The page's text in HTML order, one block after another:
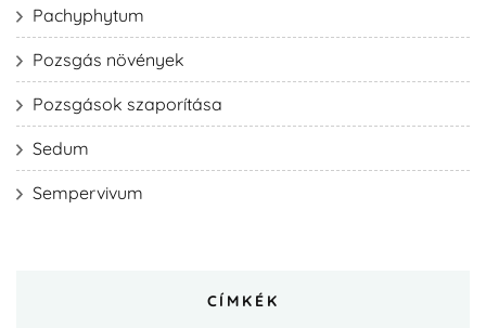
Pachyphytum
Pozsgás növények
Pozsgások szaporítása
Sedum
Sempervivum
CÍMKÉK